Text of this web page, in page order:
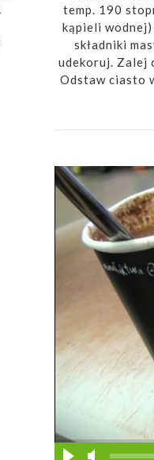
temp. 190
kąpieli wodnej)
składniki
udekoruj. Zalej
Odstaw ciasto